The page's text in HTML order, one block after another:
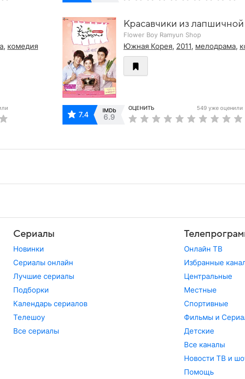
, комедия
Красавчики из лапшичной
Flower Boy Ramyun Shop
Южная Корея, 2011, мелодрама,
7.4 IMDb
6.9
ОЦЕНИТЬ 549 уже оценили
Сериалы
Новинки
Сериалы онлайн
Лучшие сериалы
Подборки
Календарь сериалов
Телешоу
Все сериалы
Онлайн ТВ
Избранные
Центральные
Местные
Спортивные
Фильмы и
Детские
Все каналы
Новости ТВ и
Помощь